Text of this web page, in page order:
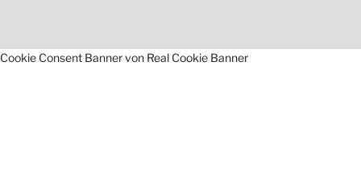
Cookie Consent Banner von Real Cookie Banner